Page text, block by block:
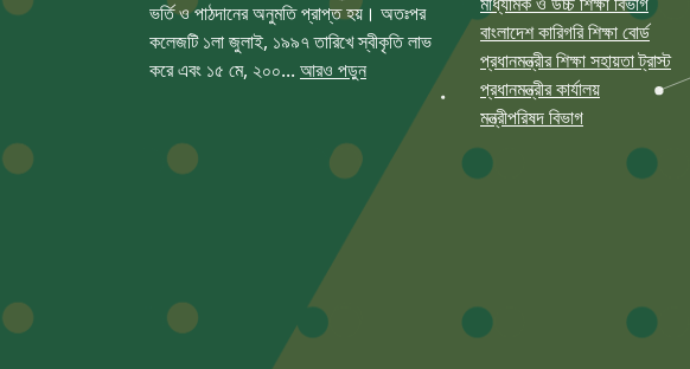
ভর্তি ও পাঠদানের অনুমতি প্রাপ্ত হয়। অতঃপর
কলেজটি ১লা জুলাই, ১৯৯৭ তারিখে স্বীকৃতি লাভ
করে এবং ১৫ মে, ২০০... আরও পড়ুন
বাংলাদেশ কারিগরি শিক্ষা বোর্ড
প্রধানমন্ত্রীর শিক্ষা সহায়তা ট্রাস্ট
প্রধানমন্ত্রীর কার্যালয়
মন্ত্রীপরিষদ বিভাগ